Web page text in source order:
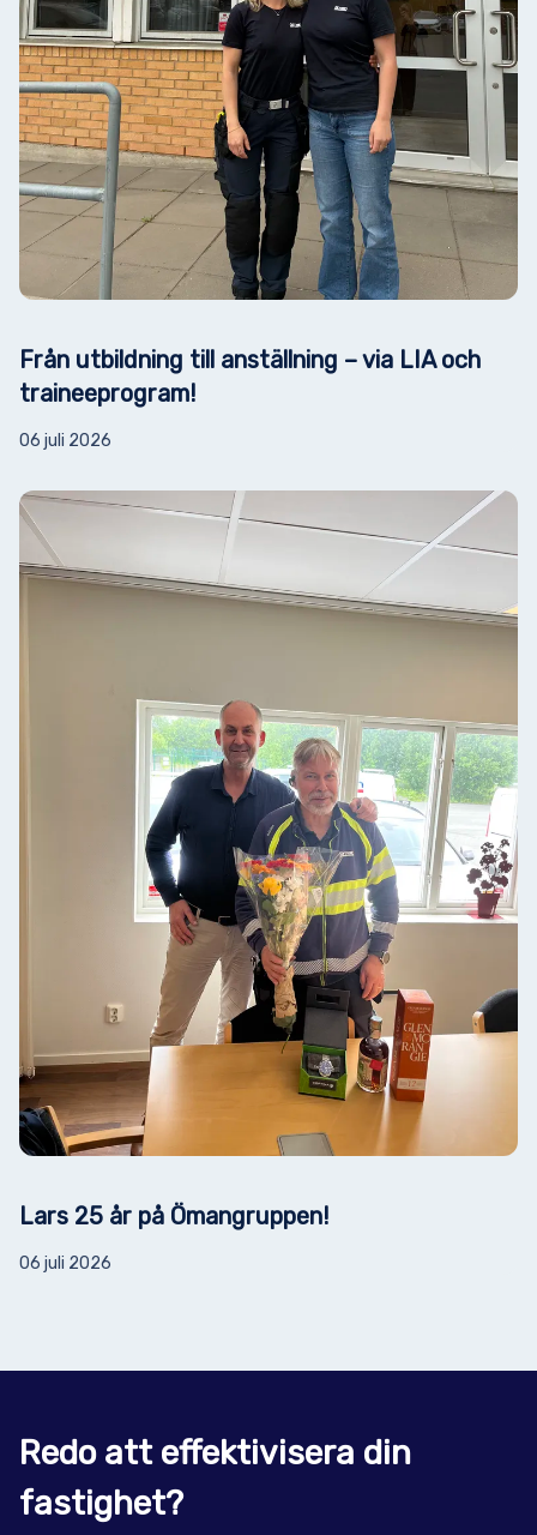
Från utbildning till anställning – via LIA och
traineeprogram!
06 juli 2026
Lars 25 år på Ömangruppen!
06 juli 2026
Redo att effektivisera din
fastighet?